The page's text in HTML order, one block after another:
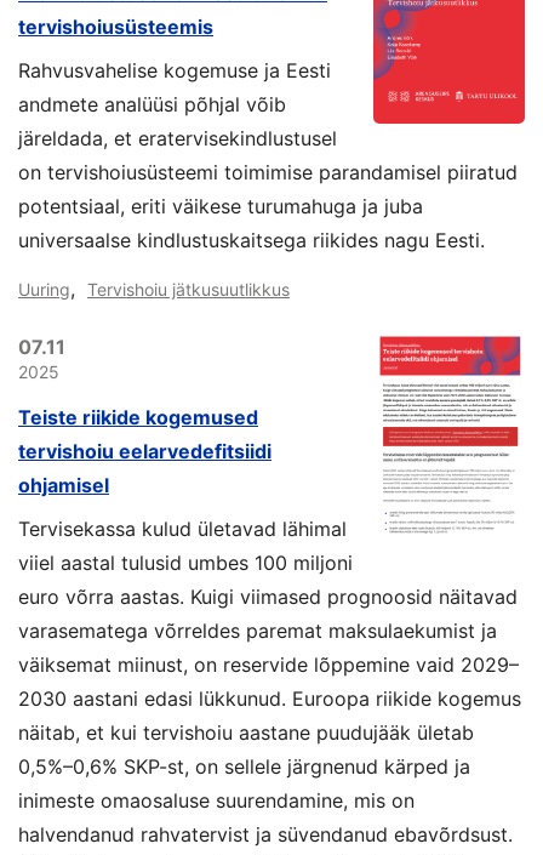
tervishoiusüsteemis
Rahvusvahelise kogemuse ja Eesti
andmete analüüsi põhjal võib
järeldada, et eratervisekindlustusel
on tervishoiusüsteemi toimimise parandamisel piiratud
potentsiaal, eriti väikese turumahuga ja juba
universaalse kindlustuskaitsega riikides nagu Eesti.
Uuring, Tervishoiu jätkusuutlikkus
07.11
2025
Teiste riikide kogemused
tervishoiu eelarvedefitsiidi
ohjamisel
Tervisekassa kulud ületavad lähimal
viiel aastal tulusid umbes 100 miljoni
euro võrra aastas. Kuigi viimased prognoosid näitavad
varasematega võrreldes paremat maksulaekumist ja
väiksemat miinust, on reservide lõppemine vaid 2029–
2030 aastani edasi lükkunud. Euroopa riikide kogemus
näitab, et kui tervishoiu aastane puudujääk ületab
0,5%–0,6% SKP-st, on sellele järgnenud kärped ja
inimeste omaosaluse suurendamine, mis on
halvendanud rahvatervist ja süvendanud ebavõrdsust.